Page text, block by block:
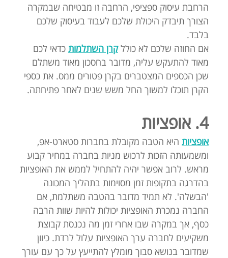
הרחבת עיסוק ספציפי, הרחבה זו מבטיחה שבמקרה
הצורך תיבדק היכולת שלכם לעבוד בעיסוק שלכם
בלבד.
אם החוזה שלכם לא כוללקרן השתלמות כדאי לכם
מאוד להתעקש עליה, מדובר בחסכון מאוד משתלם
שכן הכספים המצטברים בקרן פטורים ממס. את כספי
הקרן תוכלו למשוך החל משש שנים לאחר פתיחתה.
4. אופציות
אופציות היא הטבה מקובלת בחברות סטארט-אפ,
ומשמעותה הזכות לרכוש מניות בחברה במחיר קבוע
מראש. לרוב אפשר יהיה להתחיל לממש את האופציות
בהדרגה בתקופות זמן מסוימות בתהליך המכונה
'הבשלה'. לא תמיד מדובר בהטבה משתלמת, אם
החברה נמכרת האופציות יכולות להיות שוות הרבה
כסף, אך במקרה שבו אחרי זמן מה נכנסת קבוצת
משקיעים לחברה ערך האופציות עלול לרדת. כיוון
שמדובר בנושא סבוך מומלץ להתייעץ על כך עם עורך